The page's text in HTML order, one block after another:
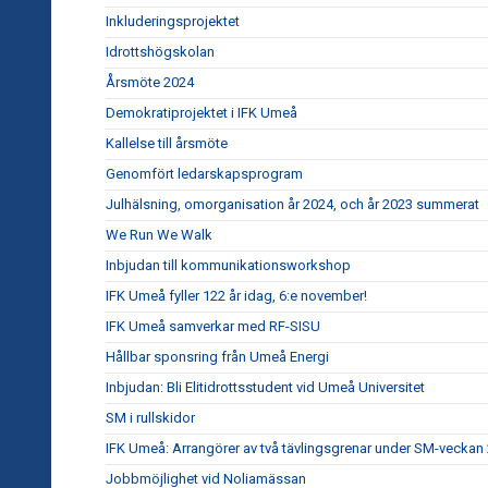
Inkluderingsprojektet
Idrottshögskolan
Årsmöte 2024
Demokratiprojektet i IFK Umeå
Kallelse till årsmöte
Genomfört ledarskapsprogram
Julhälsning, omorganisation år 2024, och år 2023 summerat
We Run We Walk
Inbjudan till kommunikationsworkshop
IFK Umeå fyller 122 år idag, 6:e november!
IFK Umeå samverkar med RF-SISU
Hållbar sponsring från Umeå Energi
Inbjudan: Bli Elitidrottsstudent vid Umeå Universitet
SM i rullskidor
IFK Umeå: Arrangörer av två tävlingsgrenar under SM-veckan
Jobbmöjlighet vid Noliamässan